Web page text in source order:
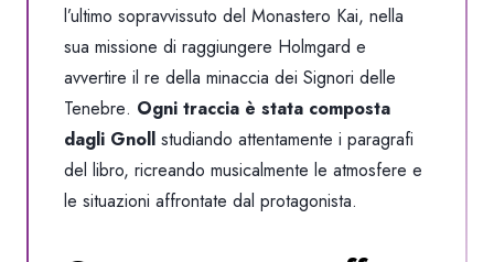
l’ultimo sopravvissuto del Monastero Kai, nella
sua missione di raggiungere Holmgard e
avvertire il re della minaccia dei Signori delle
Tenebre. Ogni traccia è stata composta
dagli Gnoll studiando attentamente i paragrafi
del libro, ricreando musicalmente le atmosfere e
le situazioni affrontate dal protagonista.